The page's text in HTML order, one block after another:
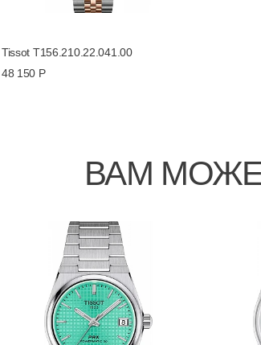
Tissot T156.210.22.041.00
48 150 Р
ВАМ